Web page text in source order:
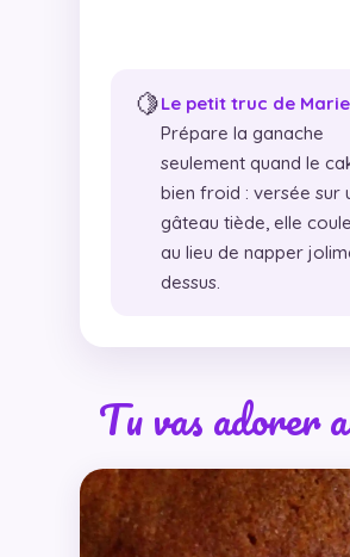
🍋Le petit truc de Marie
Prépare la ganache
seulement quand le
bien froid : versée sur
gâteau tiède, elle
au lieu de napper
dessus.
Tu vas adorer